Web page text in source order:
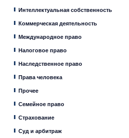
Интеллектуальная собственность
Коммерческая деятельность
Международное право
Налоговое право
Наследственное право
Права человека
Прочее
Семейное право
Страхование
Суд и арбитраж